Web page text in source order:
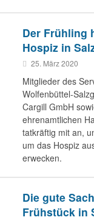
Der Frühling
Hospiz in
25. März 2020
Mitglieder des
Wolfenbüttel-
Cargill GmbH
ehrenamtlichen
tatkräftig mit an,
um das Hospiz
erwecken.
Die gute
Frühstück in